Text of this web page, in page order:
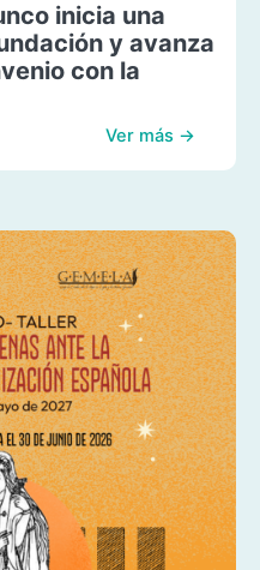
inicia una
y avanza
con la
Ver más →